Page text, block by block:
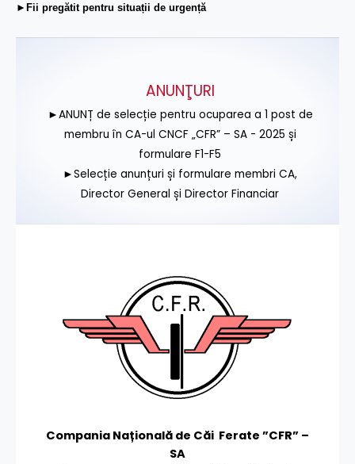
►Fii pregătit pentru situații de urgență
ANUNŢURI
►ANUNȚ de selecție pentru ocuparea a 1 post de
membru în CA-ul CNCF „CFR” – SA - 2025 și
formulare F1-F5
►Selecție anunțuri și formulare membri CA,
Director General și Director Financiar
Compania Națională de Căi Ferate ”CFR” –
SA